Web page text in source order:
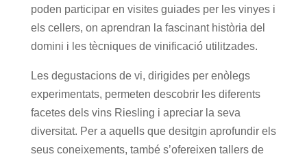
poden participar en visites guiades per les vinyes i
els cellers, on aprendran la fascinant història del
domini i les tècniques de vinificació utilitzades.
Les degustacions de vi, dirigides per enòlegs
experimentats, permeten descobrir les diferents
facetes dels vins Riesling i apreciar la seva
diversitat. Per a aquells que desitgin aprofundir els
seus coneixements, també s’ofereixen tallers de